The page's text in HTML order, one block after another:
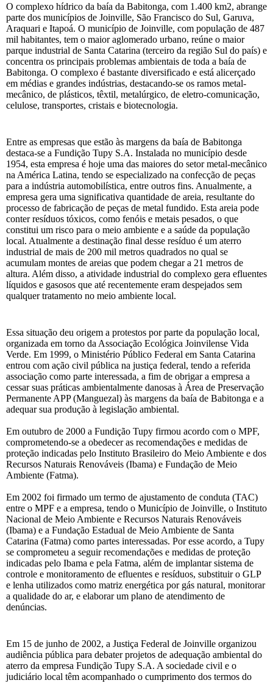
O complexo hídrico da baía da Babitonga, com 1.400 km2, abrange
parte dos municípios de Joinville, São Francisco do Sul, Garuva,
Araquari e Itapoá. O município de Joinville, com população de 487
mil habitantes, tem o maior aglomerado urbano, reúne o maior
parque industrial de Santa Catarina (terceiro da região Sul do país) e
concentra os principais problemas ambientais de toda a baía de
Babitonga. O complexo é bastante diversificado e está alicerçado
em médias e grandes indústrias, destacando-se os ramos metal-
mecânico, de plásticos, têxtil, metalúrgico, de eletro-comunicação,
celulose, transportes, cristais e biotecnologia.
Entre as empresas que estão às margens da baía de Babitonga
destaca-se a Fundição Tupy S.A. Instalada no município desde
1954, esta empresa é hoje uma das maiores do setor metal-mecânico
na América Latina, tendo se especializado na confecção de peças
para a indústria automobilística, entre outros fins. Anualmente, a
empresa gera uma significativa quantidade de areia, resultante do
processo de fabricação de peças de metal fundido. Esta areia pode
conter resíduos tóxicos, como fenóis e metais pesados, o que
constitui um risco para o meio ambiente e a saúde da população
local. Atualmente a destinação final desse resíduo é um aterro
industrial de mais de 200 mil metros quadrados no qual se
acumulam montes de areias que podem chegar a 21 metros de
altura. Além disso, a atividade industrial do complexo gera efluentes
líquidos e gasosos que até recentemente eram despejados sem
qualquer tratamento no meio ambiente local.
Essa situação deu origem a protestos por parte da população local,
organizada em torno da Associação Ecológica Joinvilense Vida
Verde. Em 1999, o Ministério Público Federal em Santa Catarina
entrou com ação civil pública na justiça federal, tendo a referida
associação como parte interessada, a fim de obrigar a empresa a
cessar suas práticas ambientalmente danosas à Área de Preservação
Permanente APP (Manguezal) às margens da baía de Babitonga e a
adequar sua produção à legislação ambiental.
Em outubro de 2000 a Fundição Tupy firmou acordo com o MPF,
comprometendo-se a obedecer as recomendações e medidas de
proteção indicadas pelo Instituto Brasileiro do Meio Ambiente e dos
Recursos Naturais Renováveis (Ibama) e Fundação de Meio
Ambiente (Fatma).
Em 2002 foi firmado um termo de ajustamento de conduta (TAC)
entre o MPF e a empresa, tendo o Município de Joinville, o Instituto
Nacional de Meio Ambiente e Recursos Naturais Renováveis
(Ibama) e a Fundação Estadual de Meio Ambiente de Santa
Catarina (Fatma) como partes interessadas. Por esse acordo, a Tupy
se comprometeu a seguir recomendações e medidas de proteção
indicadas pelo Ibama e pela Fatma, além de implantar sistema de
controle e monitoramento de efluentes e resíduos, substituir o GLP
e lenha utilizados como matriz energética por gás natural, monitorar
a qualidade do ar, e elaborar um plano de atendimento de
denúncias.
Em 15 de junho de 2002, a Justiça Federal de Joinville organizou
audiência pública para debater projetos de adequação ambiental do
aterro da empresa Fundição Tupy S.A. A sociedade civil e o
judiciário local têm acompanhado o cumprimento dos termos do